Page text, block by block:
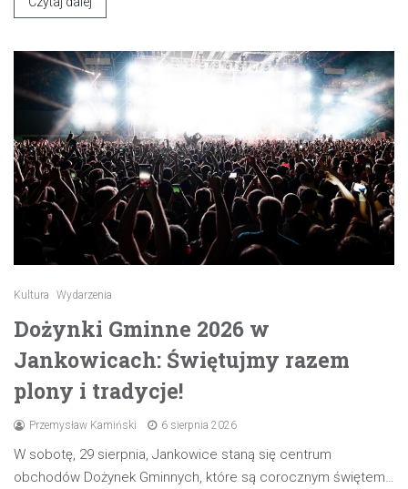
Kultura Wydarzenia
Dożynki Gminne 2026 w
Jankowicach: Świętujmy razem
plony i tradycje!
Przemysław Kamiński 6 sierpnia 2026
W sobotę, 29 sierpnia, Jankowice staną się centrum
obchodów Dożynek Gminnych, które są corocznym świętem…